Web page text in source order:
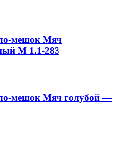
мешок Мяч
М 1.1-283
мешок Мяч голубой —